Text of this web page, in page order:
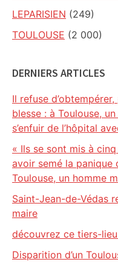
LEPARISIEN (249)
TOULOUSE (2 000)
DERNIERS ARTICLES
Il refuse
blesse : à Toulouse,
s’enfuir de l’hôpital
« Ils se sont mis à
avoir semé la panique
Toulouse, un homme
Saint-Jean-de-Védas
maire
découvrez ce tiers-
Disparition d’un